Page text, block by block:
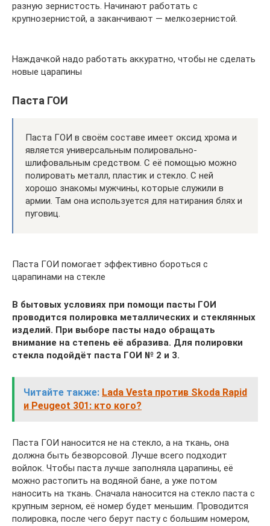
разную зернистость. Начинают работать с
крупнозернистой, а заканчивают — мелкозернистой.
Наждачкой надо работать аккуратно, чтобы не сделать
новые царапины
Паста ГОИ
Паста ГОИ в своём составе имеет оксид хрома и
является универсальным полировально-
шлифовальным средством. С её помощью можно
полировать металл, пластик и стекло. С ней
хорошо знакомы мужчины, которые служили в
армии. Там она используется для натирания блях и
пуговиц.
Паста ГОИ помогает эффективно бороться с
царапинами на стекле
В бытовых условиях при помощи пасты ГОИ
проводится полировка металлических и стеклянных
изделий. При выборе пасты надо обращать
внимание на степень её абразива. Для полировки
стекла подойдёт паста ГОИ № 2 и 3.
Читайте также: Lada Vesta против Skoda Rapid
и Peugeot 301: кто кого?
Паста ГОИ наносится не на стекло, а на ткань, она
должна быть безворсовой. Лучше всего подходит
войлок. Чтобы паста лучше заполняла царапины, её
можно растопить на водяной бане, а уже потом
наносить на ткань. Сначала наносится на стекло паста с
крупным зерном, её номер будет меньшим. Проводится
полировка, после чего берут пасту с большим номером,